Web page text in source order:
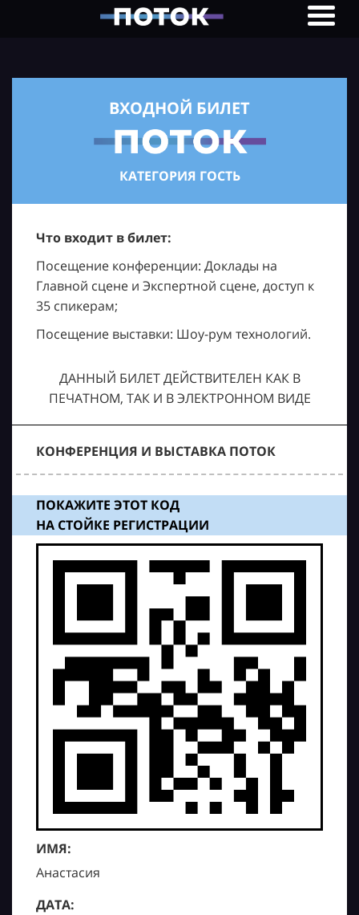
ВХОДНОЙ БИЛЕТ
КАТЕГОРИЯ ГОСТЬ
Что входит в билет:
Посещение конференции: Доклады на
Главной сцене и Экспертной сцене, доступ к
35 спикерам;
Посещение выставки: Шоу-рум технологий.
ДАННЫЙ БИЛЕТ ДЕЙСТВИТЕЛЕН КАК В
ПЕЧАТНОМ, ТАК И В ЭЛЕКТРОННОМ ВИДЕ
КОНФЕРЕНЦИЯ И ВЫСТАВКА ПОТОК
ПОКАЖИТЕ ЭТОТ КОД
НА СТОЙКЕ РЕГИСТРАЦИИ
ИМЯ:
Анастасия
ДАТА: